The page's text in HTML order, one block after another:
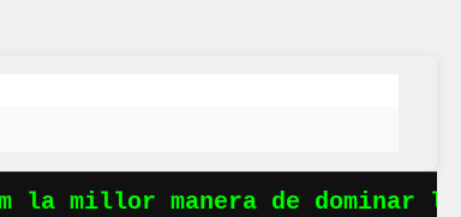
la millor manera de dominar